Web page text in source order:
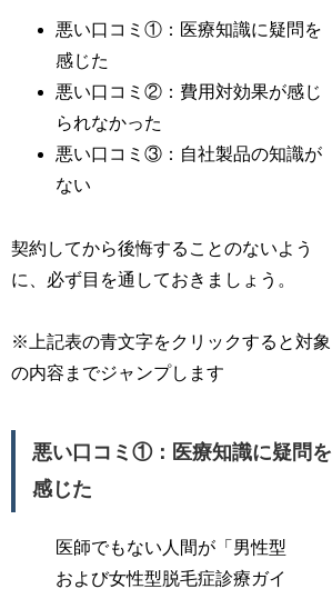
悪い口コミ①：医療知識に疑問を
感じた
悪い口コミ②：費用対効果が感じ
られなかった
悪い口コミ③：自社製品の知識が
ない
契約してから後悔することのないよう
に、必ず目を通しておきましょう。
※上記表の青文字をクリックすると対象
の内容までジャンプします
悪い口コミ①：医療知識に疑問を
感じた
医師でもない人間が「男性型
および女性型脱毛症診療ガイ